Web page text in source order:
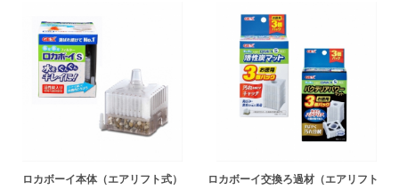
ロカボーイ本体（エアリフト式）
ロカボーイ交換ろ過材（エアリフト